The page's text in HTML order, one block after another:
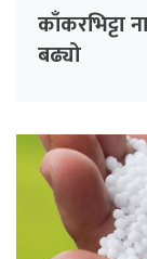
काँकरभिट्टा
बढ्यो